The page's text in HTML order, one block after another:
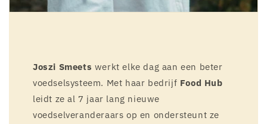
Joszi Smeets werkt elke dag aan een beter
voedselsysteem. Met haar bedrijf Food Hub
leidt ze al 7 jaar lang nieuwe
voedselveranderaars op en ondersteunt ze